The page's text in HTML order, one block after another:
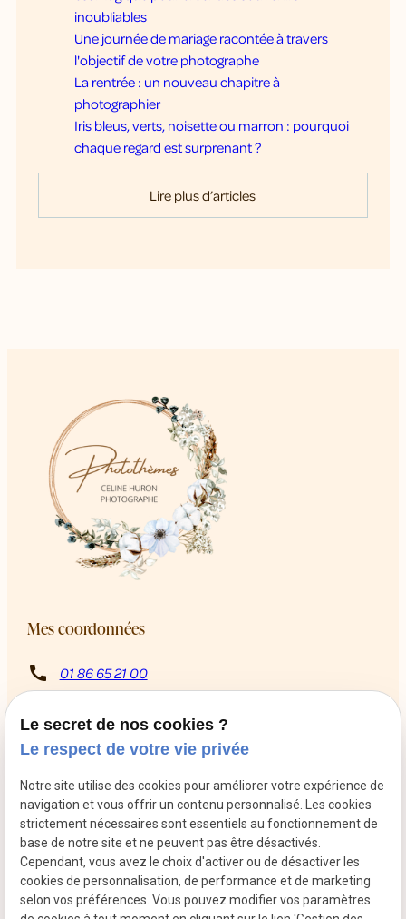
inoubliables
Une journée de mariage racontée à travers
l'objectif de votre photographe
La rentrée : un nouveau chapitre à
photographier
Iris bleus, verts, noisette ou marron : pourquoi
chaque regard est surprenant ?
Lire plus d’articles
Mes coordonnées
call 01 86 65 21 00
8 Rue Rabutin Chantal
13009 Marseille
Du mardi au samedi de 10h à 12h puis de 14h à 18h
Retrouvez-moi sur les réseaux sociaux
Le secret de nos cookies ?
Le respect de votre vie privée
Notre site utilise des cookies pour améliorer votre expérience de
navigation et vous offrir un contenu personnalisé. Les cookies
strictement nécessaires sont essentiels au fonctionnement de
base de notre site et ne peuvent pas être désactivés.
Cependant, vous avez le choix d'activer ou de désactiver les
cookies de personnalisation, de performance et de marketing
selon vos préférences. Vous pouvez modifier vos paramètres